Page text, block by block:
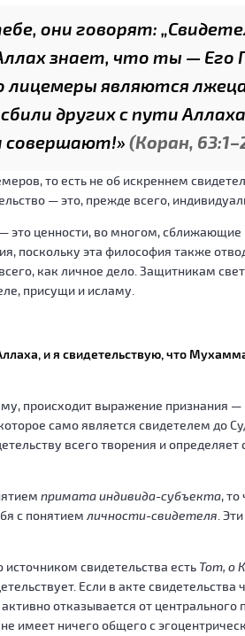
они говорят:
знает, что ты — Его
лицемеры являются
других с пути
совершают!» (Коран,
то есть не об искреннем
— это, прежде всего,
это ценности, во многом, сближающие
поскольку эта философия также
как личное дело. Защитникам
присущи и исламу.
и я свидетельствую, что
происходит выражение признания —
само является свидетелем до
всего творения и определяет
примата индивида-субъекта, то
с понятием личности-свидетеля .
источником свидетельства есть Тот, о
Если в акте свидетельства
отказывается от центрального
имеет ничего общего с